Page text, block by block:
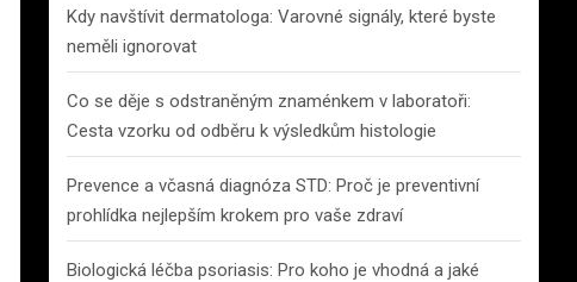
Kdy navštívit dermatologa: Varovné signály, které byste
neměli ignorovat
Co se děje s odstraněným znaménkem v laboratoři:
Cesta vzorku od odběru k výsledkům histologie
Prevence a včasná diagnóza STD: Proč je preventivní
prohlídka nejlepším krokem pro vaše zdraví
Biologická léčba psoriasis: Pro koho je vhodná a jaké